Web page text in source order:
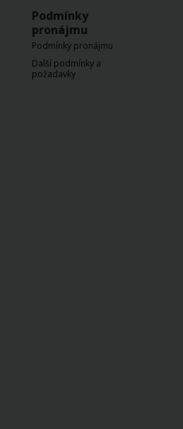
Pobočky
Speciální
Podmínky
pronájmu
Podmínky pronájmu
Další podmínky a
požadavky